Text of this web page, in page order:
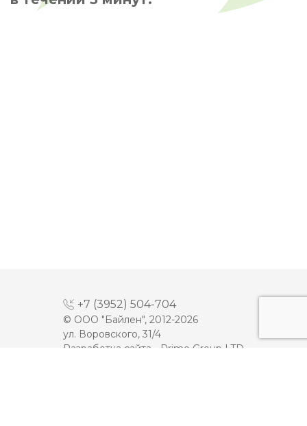
+7 (3952) 504-704
© ООО "Байлен", 2012-2026
ул. Воровского, 31/4
Разработка сайта -
Prime Group LTD